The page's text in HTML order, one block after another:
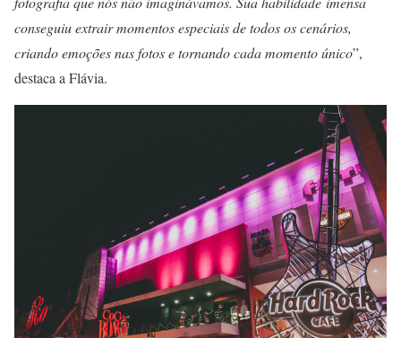
conseguiu extrair momentos especiais de todos os cenários,
criando emoções nas fotos e tornando cada momento único”,
destaca a Flávia.